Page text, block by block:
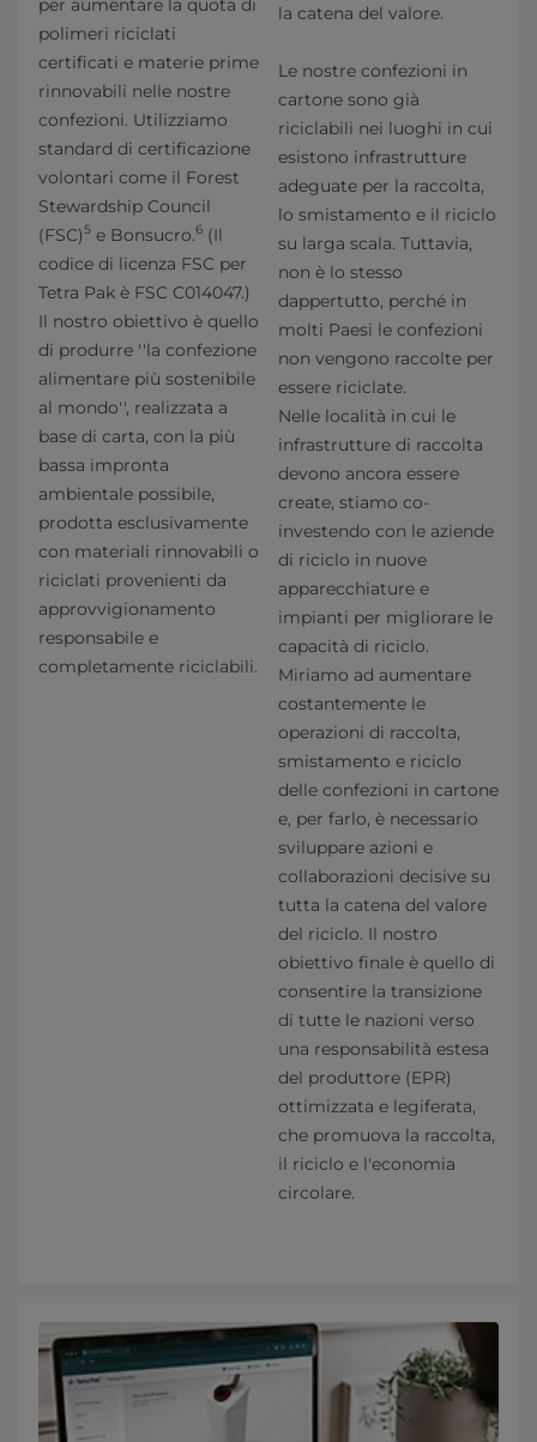
per aumentare la quota di
polimeri riciclati
certificati e materie prime
rinnovabili nelle nostre
confezioni. Utilizziamo
standard di certificazione
volontari come il Forest
Stewardship Council
(FSC)5 e Bonsucro.6 (Il
codice di licenza FSC per
Tetra Pak è FSC C014047.)
Il nostro obiettivo è quello
di produrre ''la confezione
alimentare più sostenibile
al mondo'', realizzata a
base di carta, con la più
bassa impronta
ambientale possibile,
prodotta esclusivamente
con materiali rinnovabili o
riciclati provenienti da
approvvigionamento
responsabile e
completamente riciclabili.
la catena del valore.
Le nostre confezioni in
cartone sono già
riciclabili nei luoghi in cui
esistono infrastrutture
adeguate per la raccolta,
lo smistamento e il riciclo
su larga scala. Tuttavia,
non è lo stesso
dappertutto, perché in
molti Paesi le confezioni
non vengono raccolte per
essere riciclate.
Nelle località in cui le
infrastrutture di raccolta
devono ancora essere
create, stiamo co-
investendo con le aziende
di riciclo in nuove
apparecchiature e
impianti per migliorare le
capacità di riciclo.
Miriamo ad aumentare
costantemente le
operazioni di raccolta,
smistamento e riciclo
delle confezioni in cartone
e, per farlo, è necessario
sviluppare azioni e
collaborazioni decisive su
tutta la catena del valore
del riciclo. Il nostro
obiettivo finale è quello di
consentire la transizione
di tutte le nazioni verso
una responsabilità estesa
del produttore (EPR)
ottimizzata e legiferata,
che promuova la raccolta,
il riciclo e l'economia
circolare.